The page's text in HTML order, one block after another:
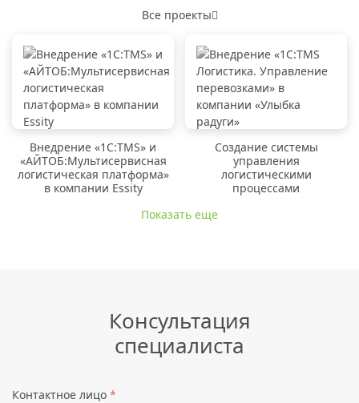
Все проекты
Внедрение «1C:TMS» и
«АЙТОБ:Мультисервисная
логистическая платформа»
в компании Essity
Создание системы
управления
логистическими
процессами
Показать еще
Консультация
специалиста
Контактное лицо *